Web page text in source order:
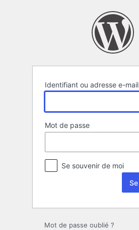
Identifiant ou adresse e-mail
Mot de passe
Se souvenir de moi
Mot de passe oublié ?